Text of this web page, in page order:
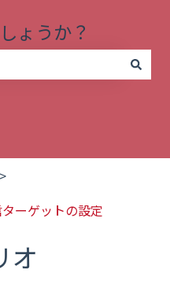
ょうか？
ーゲットの設定
オ